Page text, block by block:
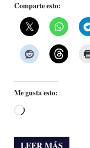
Comparte esto:
Me gusta esto:
Cargando...